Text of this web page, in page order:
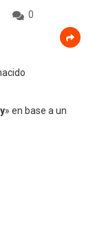
0
» en base a un